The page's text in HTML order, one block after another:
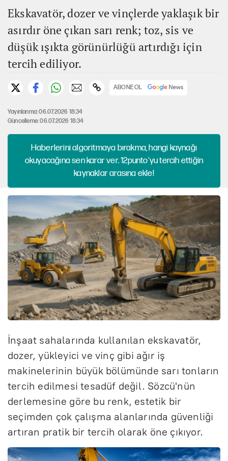
Ekskavatör, dozer ve vinçlerde yaklaşık bir
asırdır öne çıkan sarı renk; toz, sis ve
düşük ışıkta görünürlüğü artırdığı için
tercih ediliyor.
ABONE OL
Yayınlanma: 06.07.2026 18:34
Güncelleme: 06.07.2026 18:34
Haberlerini algoritmaya bırakma, hangi kaynağı
okuyacağına sen karar ver. 12punto'yu tercih ettiğin
kaynaklar arasına ekle!
İnşaat sahalarında kullanılan ekskavatör,
dozer, yükleyici ve vinç gibi ağır iş
makinelerinin büyük bölümünde sarı tonların
tercih edilmesi tesadüf değil. Sözcü'nün
derlemesine göre bu renk, estetik bir
seçimden çok çalışma alanlarında güvenliği
artıran pratik bir tercih olarak öne çıkıyor.